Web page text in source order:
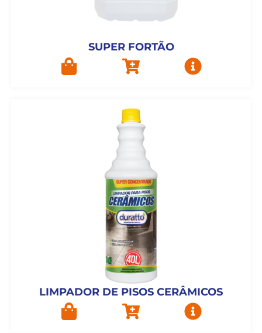
SUPER FORTÃO
LIMPADOR DE PISOS CERÂMICOS